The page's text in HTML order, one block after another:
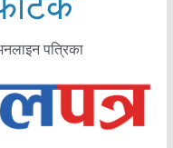
पत्रिका